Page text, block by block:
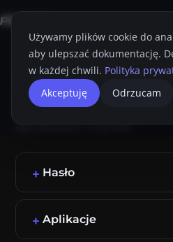
Strona główna
macOS
Zaktualizowano:13 sty 2025
Hasło
Aplikacje
Używamy plików cookie do
aby ulepszać dokumentację.
w każdej chwili. Polityka
Akceptuję
Odrzucam